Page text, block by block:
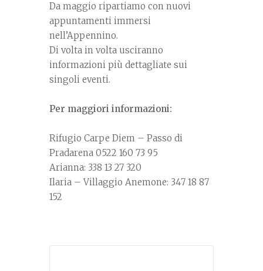
Da maggio ripartiamo con nuovi
appuntamenti immersi
nell’Appennino.
Di volta in volta usciranno
informazioni più dettagliate sui
singoli eventi.
Per maggiori informazioni:
Rifugio Carpe Diem – Passo di
Pradarena 0522 160 73 95
Arianna: 338 13 27 320
Ilaria – Villaggio Anemone: 347 18 87
152